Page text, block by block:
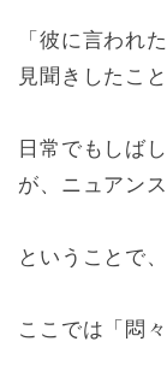
「彼に言われ
見聞きしたこ
日常でもしば
が、ニュアン
ということで
ここでは「悶